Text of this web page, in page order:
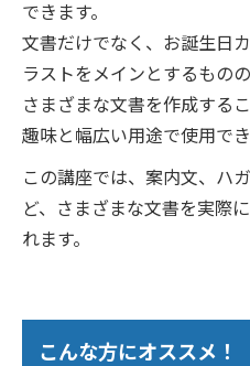
できます。
文書だけでなく、お誕生日
ラストをメインとするもの
さまざまな文書を作成する
趣味と幅広い用途で使用でき
この講座では、案内文、ハ
ど、さまざまな文書を実際
れます。
こんな方にオススメ！